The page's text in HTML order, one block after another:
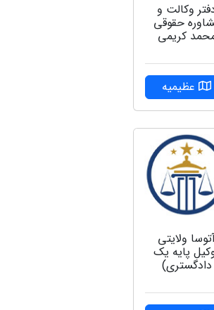
وکالت و
حقوقی
کریمی
عظیمیه
ولایتی
پایه یک
دادگستری)